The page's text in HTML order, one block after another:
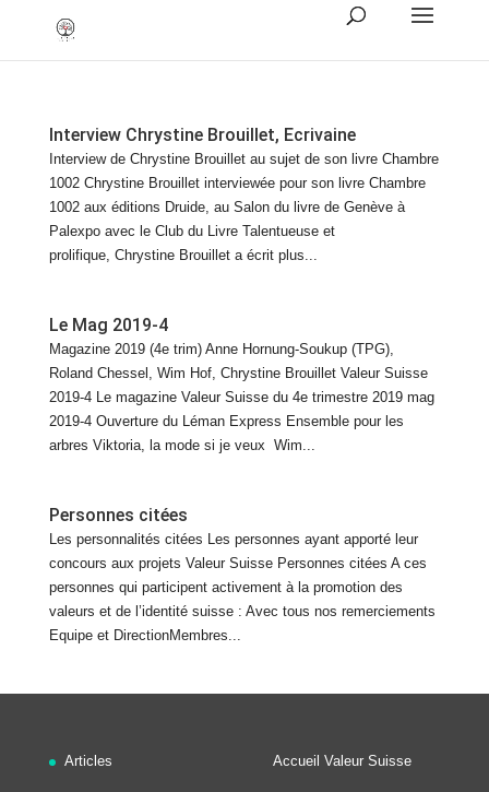
Interview Chrystine Brouillet, Ecrivaine
Interview de Chrystine Brouillet au sujet de son livre Chambre
1002 Chrystine Brouillet interviewée pour son livre Chambre
1002 aux éditions Druide, au Salon du livre de Genève à
Palexpo avec le Club du Livre Talentueuse et
prolifique, Chrystine Brouillet a écrit plus...
Le Mag 2019-4
Magazine 2019 (4e trim) Anne Hornung-Soukup (TPG),
Roland Chessel, Wim Hof, Chrystine Brouillet Valeur Suisse
2019-4 Le magazine Valeur Suisse du 4e trimestre 2019 mag
2019-4 Ouverture du Léman Express Ensemble pour les
arbres Viktoria, la mode si je veux Wim...
Personnes citées
Les personnalités citées Les personnes ayant apporté leur
concours aux projets Valeur Suisse Personnes citées A ces
personnes qui participent activement à la promotion des
valeurs et de l’identité suisse : Avec tous nos remerciements
Equipe et DirectionMembres...
Articles Accueil Valeur Suisse